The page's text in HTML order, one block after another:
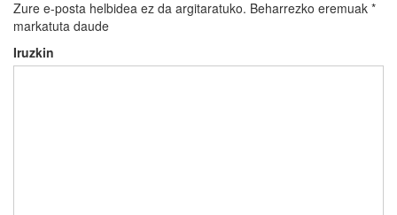
Zure e-posta helbidea ez da argitaratuko. Beharrezko eremuak *
markatuta daude
Iruzkin